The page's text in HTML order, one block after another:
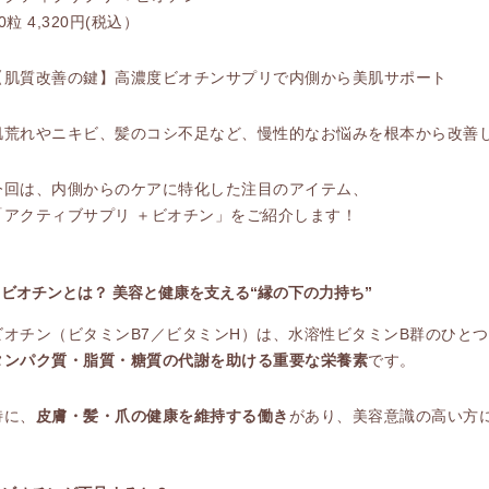
粒 4,320円(税込）
肌質改善の鍵】高濃度ビオチンサプリで内側から美肌サポート
荒れやニキビ、髪のコシ不足など、慢性的なお悩みを根本から改善
回は、内側からのケアに特化した注目のアイテム、
アクティブサプリ ＋ビオチン」をご紹介します！
オチンとは？ 美容と健康を支える“縁の下の力持ち”
オチン（ビタミンB7／ビタミンH）は、水溶性ビタミンB群のひとつ
ンパク質・脂質・糖質の代謝を助ける重要な栄養素です。
、 皮膚・髪・爪の健康を維持する働きがあり、美容意識の高い方